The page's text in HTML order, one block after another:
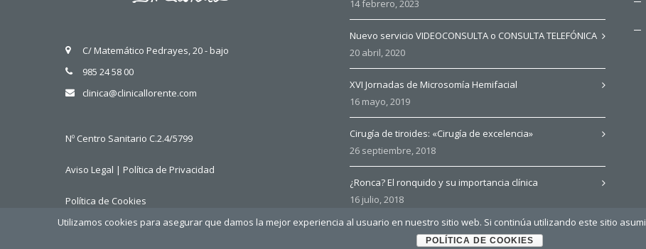
C/ Matemático Pedrayes, 20 - bajo
985 24 58 00
clinica@clinicallorente.com
Nº Centro Sanitario C.2.4/5799
Aviso Legal | Política de Privacidad
Política de Cookies
14 febrero, 2023
Nuevo servicio VIDEOCONSULTA o CONSULTA TELEFÓNICA
20 abril, 2020
XVI Jornadas de Microsomía Hemifacial
16 mayo, 2019
Cirugía de tiroides: «Cirugía de excelencia»
26 septiembre, 2018
¿Ronca? El ronquido y su importancia clínica
16 julio, 2018
Utilizamos cookies para asegurar que damos la mejor experiencia al usuario en nuestro sitio web. Si continúa utilizando este sitio
POLÍTICA DE COOKIES